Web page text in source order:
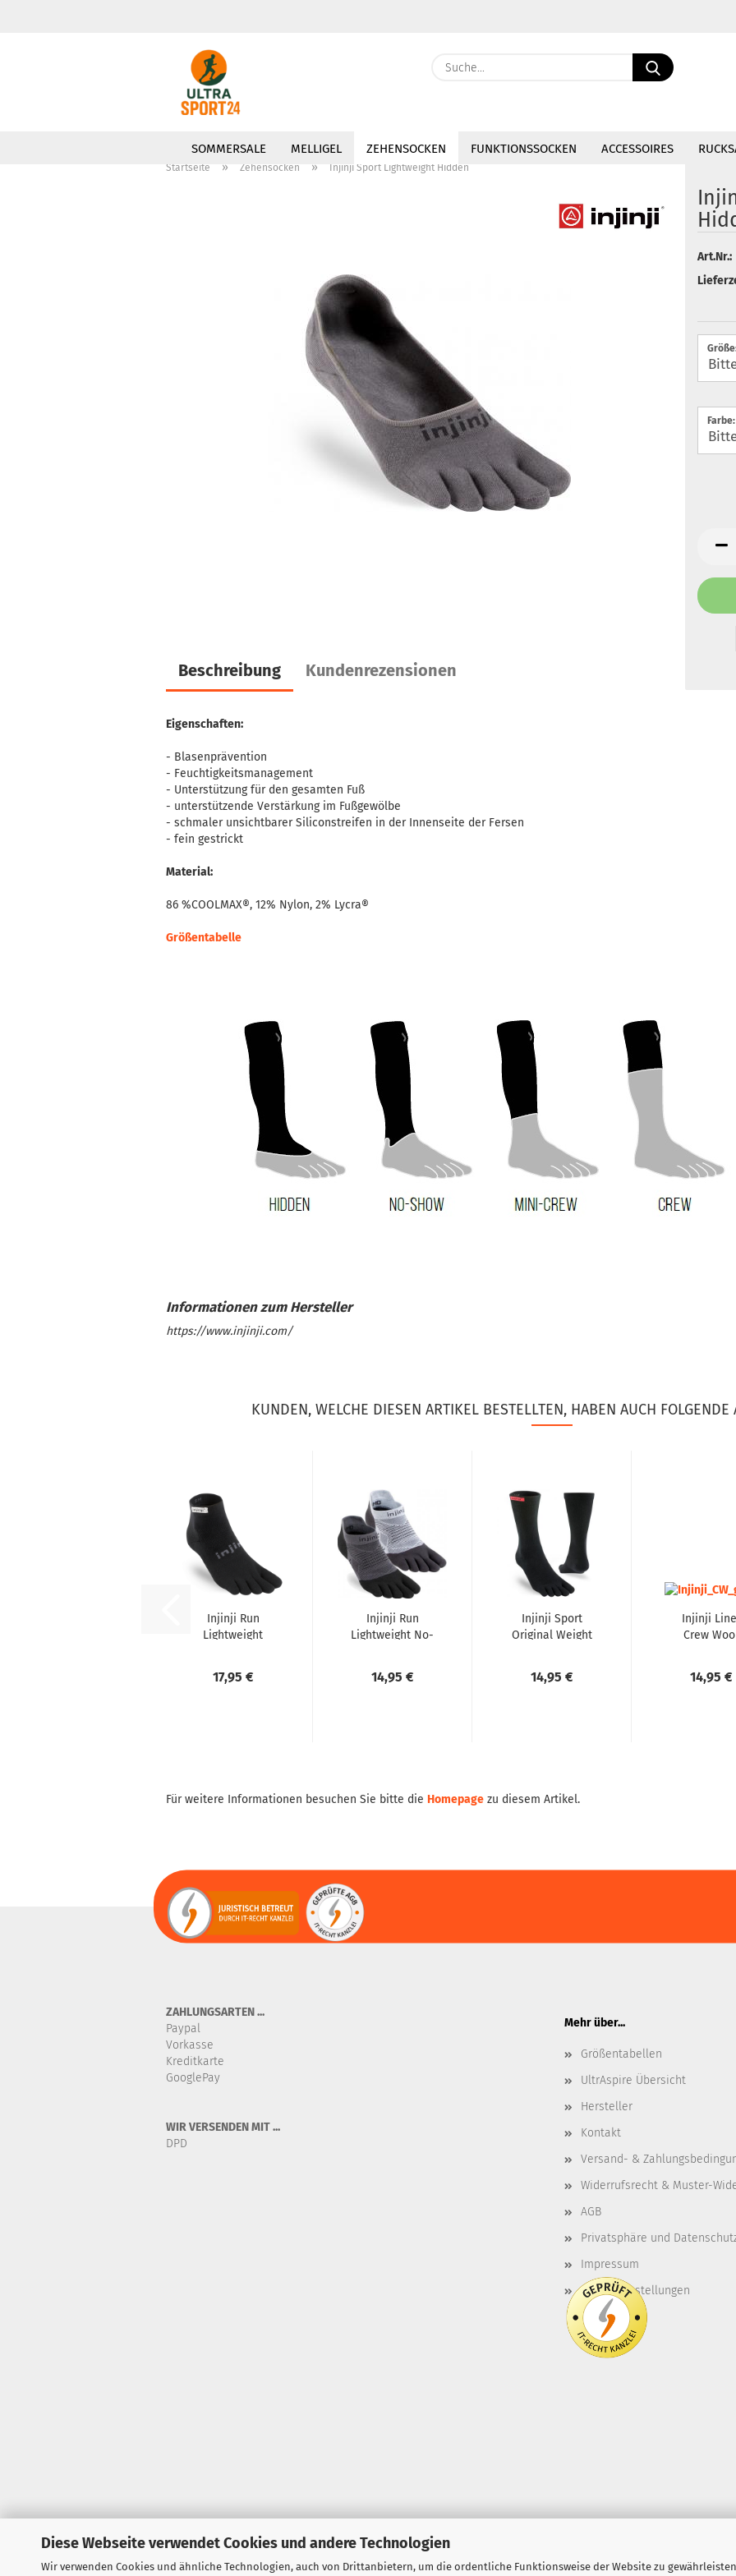
Diese Webseite verwendet Cookies und andere Technologien
Wir verwenden Cookies und ähnliche Technologien, auch von Drittanbietern, um die ordentliche Funktionsweise der Website zu
Lieferland Suche...
SOMMERSALE MELLIGEL ZEHENSOCKEN FUNKTIONSSOCKEN ACCESSOIRES
Startseite » Zehensocken » Injinji Sport Lightweight Hidden
Art.Nr.:
Farbe:
Beschreibung Kundenrezensionen
Eigenschaften:
- Blasenprävention
- Feuchtigkeitsmanagement
- Unterstützung für den gesamten Fuß
- unterstützende Verstärkung im Fußgewölbe
- schmaler unsichtbarer Siliconstreifen in der Innenseite der Fersen
- fein gestrickt
Material:
86 %COOLMAX®, 12% Nylon, 2% Lycra®
Größentabelle
https://www.injinji.com/
KUNDEN, WELCHE DIESEN ARTIKEL BESTELLTEN, HABEN AUCH FOLGENDE
Injinji Run
Lightweight
17,95 €
Injinji Run
Lightweight No-
14,95 €
Injinji Sport
Original Weight
14,95 €
Injinji
Crew
14,95 €
Für weitere Informationen besuchen Sie bitte die Homepage zu diesem Artikel.
ZAHLUNGSARTEN ...
Paypal
Vorkasse
Kreditkarte
GooglePay
WIR VERSENDEN MIT ...
DPD
Mehr über...
Größentabellen
UltrAspire Übersicht
Hersteller
Kontakt
Versand- &
Widerrufsrecht & Muster-
AGB
Privatsphäre und
Impressum
Cookie Einstellungen